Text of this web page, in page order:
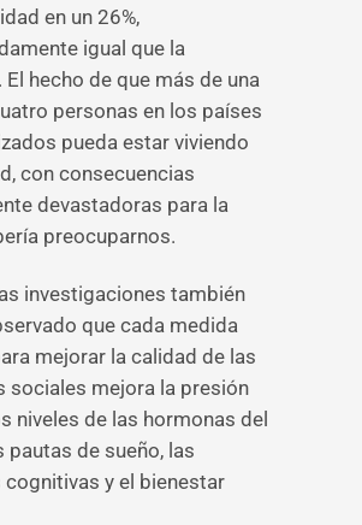
en un 26%,
igual que la
hecho de que más de una
personas en los países
pueda estar viviendo
con consecuencias
devastadoras para la
preocuparnos.
investigaciones también
que cada medida
mejorar la calidad de las
sociales mejora la presión
niveles de las hormonas del
pautas de sueño, las
y el bienestar